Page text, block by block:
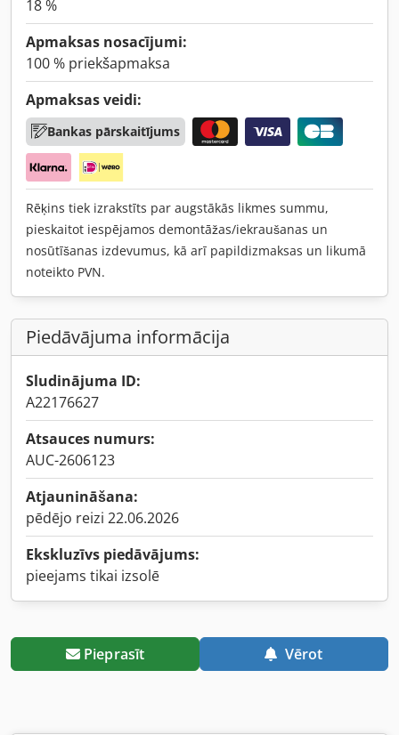
18 %
Apmaksas nosacījumi:
100 % priekšapmaksa
Apmaksas veidi:
Bankas pārskaitījums
Rēķins tiek izrakstīts par augstākās likmes summu,
pieskaitot iespējamos demontāžas/iekraušanas un
nosūtīšanas izdevumus, kā arī papildizmaksas un likumā
noteikto PVN.
Piedāvājuma informācija
Sludinājuma ID:
A22176627
Atsauces numurs:
AUC-2606123
Atjaunināšana:
pēdējo reizi 22.06.2026
Ekskluzīvs piedāvājums:
pieejams tikai izsolē
Pieprasīt Vērot